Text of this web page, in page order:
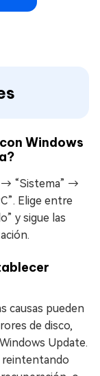
Windows
→ “Sistema” →
Elige entre
y sigue las
causas pueden
de disco,
Update.
reintentando